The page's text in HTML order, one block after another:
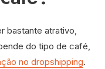
bastante atrativo,
do tipo de café,
no dropshipping.